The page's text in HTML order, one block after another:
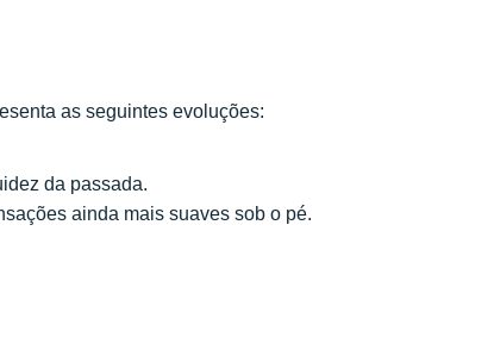
as seguintes evoluções:
da passada.
ainda mais suaves sob o pé.